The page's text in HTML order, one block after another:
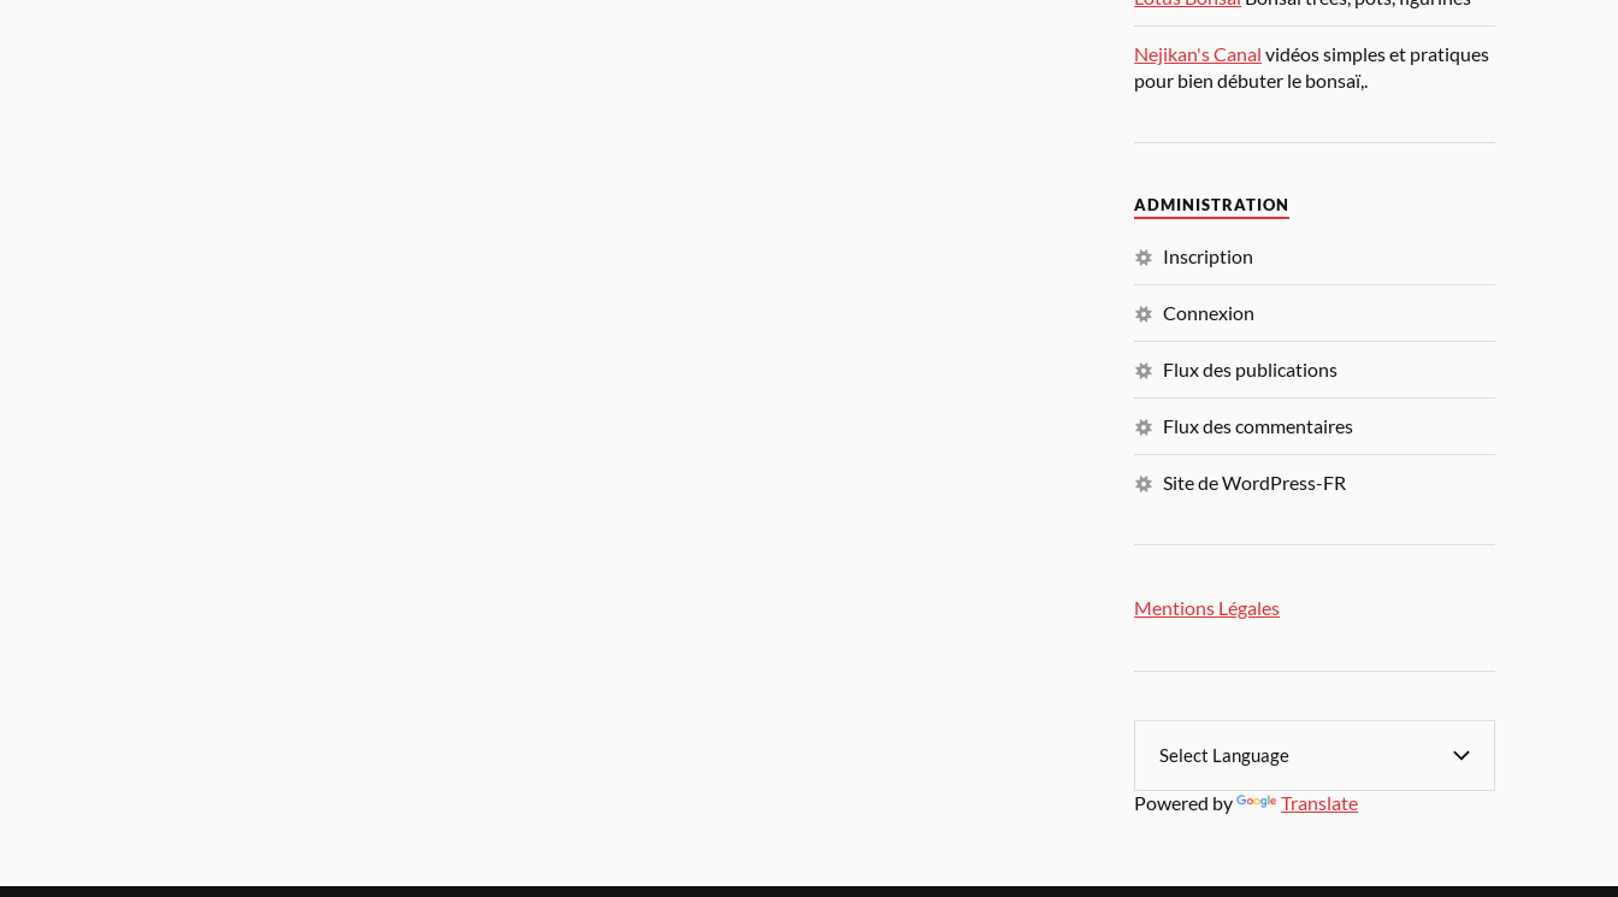
Nejikan's Canal vidéos simples et pratiques
pour bien débuter le bonsaï,.
ADMINISTRATION
Inscription
Connexion
Flux des publications
Flux des commentaires
Site de WordPress-FR
Mentions Légales
Powered by Translate